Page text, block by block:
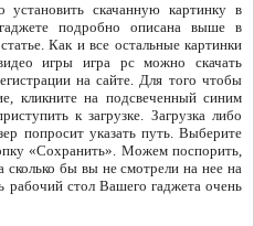
скачанную картинку в
подробно описана выше в
Как и все остальные картинки
игры игра pc можно скачать
на сайте. Для того чтобы
кликните на подсвеченный синим
к загрузке. Загрузка либо
попросит указать путь. Выберите
«Сохранить». Можем поспорить,
сколько бы вы не смотрели на нее на
стол Вашего гаджета очень